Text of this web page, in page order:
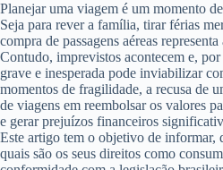
Planejar uma viagem é um momento
Seja para rever a família, tirar férias
compra de passagens aéreas
Contudo, imprevistos acontecem e, por
grave e inesperada pode inviabilizar
momentos de fragilidade, a recusa de
de viagens em reembolsar os valores
e gerar prejuízos financeiros
Este artigo tem o objetivo de informar,
quais são os seus direitos como